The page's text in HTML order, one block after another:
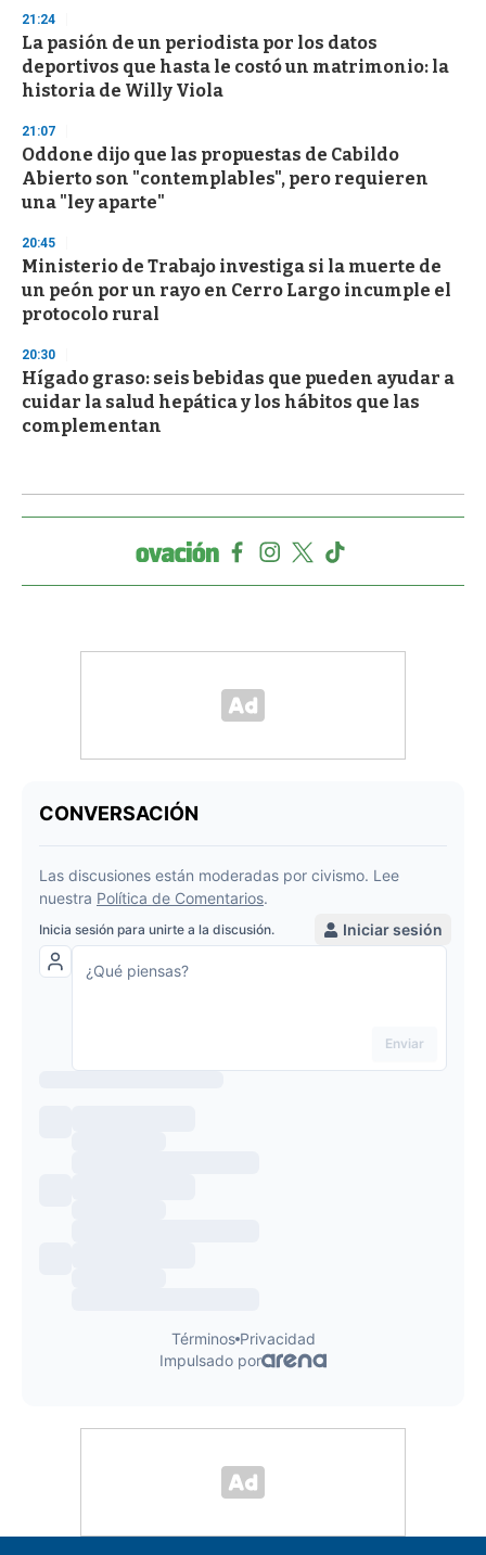
21:24
La pasión de un periodista por los datos
deportivos que hasta le costó un matrimonio: la
historia de Willy Viola
21:07
Oddone dijo que las propuestas de Cabildo
Abierto son "contemplables", pero requieren
una "ley aparte"
20:45
Ministerio de Trabajo investiga si la muerte de
un peón por un rayo en Cerro Largo incumple el
protocolo rural
20:30
Hígado graso: seis bebidas que pueden ayudar a
cuidar la salud hepática y los hábitos que las
complementan